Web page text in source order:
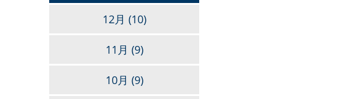
12月 (10)
11月 (9)
10月 (9)